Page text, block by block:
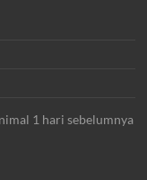
1 hari sebelumnya